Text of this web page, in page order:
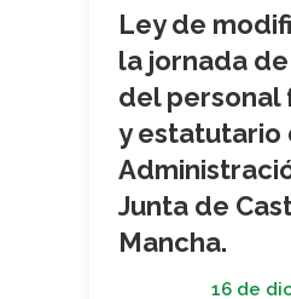
Ley de
la jornada
del personal
y estatutario
Junta de
Mancha.
16 de